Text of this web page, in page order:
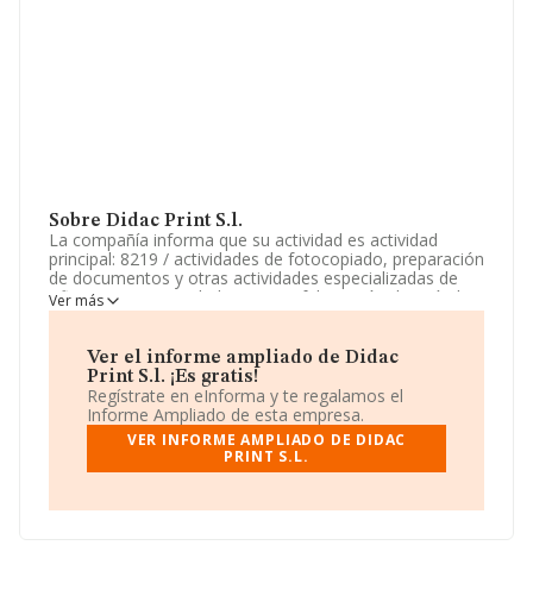
Sobre Didac Print S.l.
La compañía informa que su actividad es actividad
principal: 8219 / actividades de fotocopiado, preparación
de documentos y otras actividades especializadas de
oficina. otras actividades: 1723 / fabricación de artículos
de papeleria. 4761 / etc. La empresa es una Sociedad
a '%cnae%', cuyo Código es 8210. No realiza actividad
de importación y/o exportación.
La web eswww.didacprint.com
La compañíaDidac Print S.L , con CIF B44830453, está
situada en Calle Tarragona núm. 125, (08014), en el
Ver más
Ver el informe ampliado de Didac
Print S.l. ¡Es gratis!
Regístrate en eInforma y te regalamos el
Informe Ampliado de esta empresa.
VER INFORME AMPLIADO DE DIDAC
PRINT S.L.